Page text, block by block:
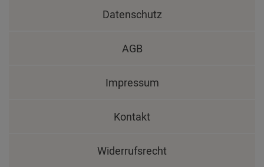
Datenschutz
AGB
Impressum
Kontakt
Widerrufsrecht